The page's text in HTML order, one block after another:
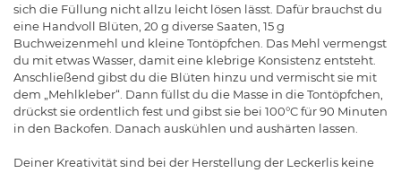
sich die Füllung nicht allzu leicht lösen lässt. Dafür brauchst du
eine Handvoll Blüten, 20 g diverse Saaten, 15 g
Buchweizenmehl und kleine Tontöpfchen. Das Mehl vermengst
du mit etwas Wasser, damit eine klebrige Konsistenz entsteht.
Anschließend gibst du die Blüten hinzu und vermischt sie mit
dem „Mehlkleber“. Dann füllst du die Masse in die Tontöpfchen,
drückst sie ordentlich fest und gibst sie bei 100°C für 90 Minuten
in den Backofen. Danach auskühlen und aushärten lassen.
Deiner Kreativität sind bei der Herstellung der Leckerlis keine